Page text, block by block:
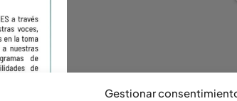
Gestionar